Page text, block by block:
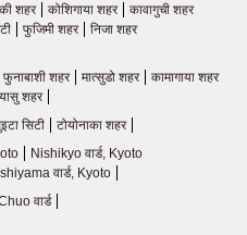
शहर कोशिगाया शहर
कावागुची शहर
फुजिमी शहर
निजा शहर
फुनाबाशी शहर मात्सुडो शहर
कामागाया शहर
शहर
सिटी
टोयोनाका शहर
Nishikyo वार्ड, Kyoto
वार्ड, Kyoto
वार्ड